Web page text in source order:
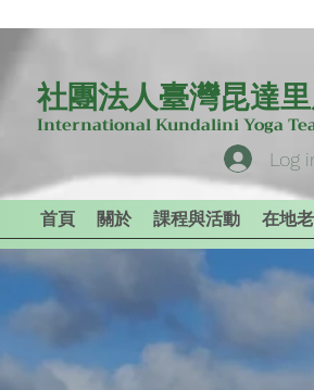
社團法人臺灣昆達
International Kundalini Yoga
Log
首頁 關於 課程與活動 在地